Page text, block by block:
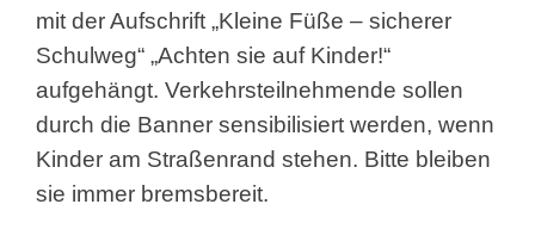
mit der Aufschrift „Kleine Füße – sicherer
Schulweg“ „Achten sie auf Kinder!“
aufgehängt. Verkehrsteilnehmende sollen
durch die Banner sensibilisiert werden, wenn
Kinder am Straßenrand stehen. Bitte bleiben
sie immer bremsbereit.